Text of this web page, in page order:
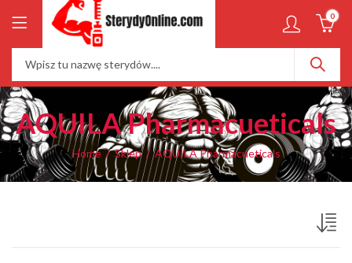
0
AQUILA Pharmacueticals
Home Sklep AQUILA Pharmacueticals